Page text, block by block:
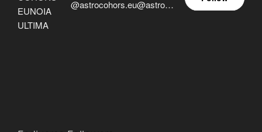
@astrocohors.eu@astrocohors.eu